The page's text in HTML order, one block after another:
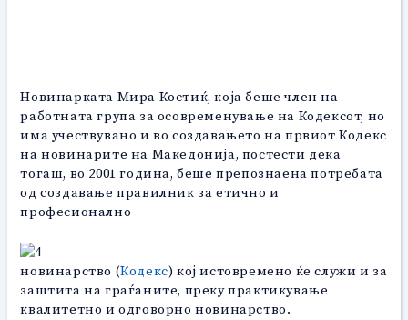
Новинарката Мира Костиќ, која беше член на
работната група за осовременување на Кодексот, но
има учествувано и во создавањето на првиот Кодекс
на новинарите на Македонија, постести дека
тогаш, во 2001 година, беше препознаена потребата
од создавање правилник за етично и
професионално
новинарство (Кодекс) кој истовремено ќе служи и за
заштита на граѓаните, преку практикување
квалитетно и одговорно новинарство.